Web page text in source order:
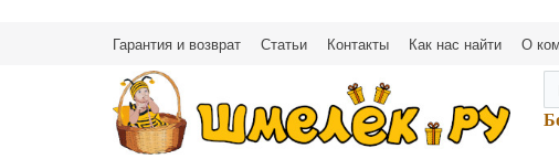
Гарантия и возврат Статьи Контакты Как нас найти О